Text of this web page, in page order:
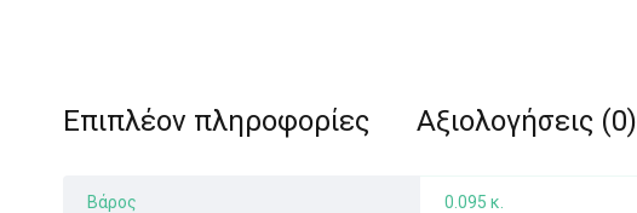
Επιπλέον πληροφορίες Αξιολογήσεις (0)
Βάρος 0.095 κ.